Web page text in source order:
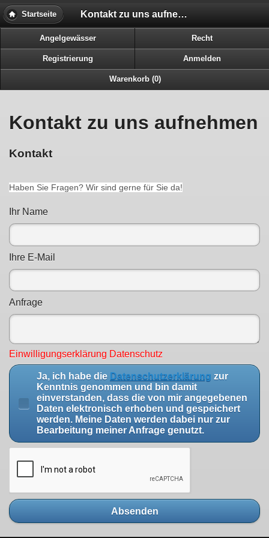
Startseite Kontakt zu uns aufnehmen
Angelgewässer Recht
Registrierung Anmelden
Warenkorb (0)
Kontakt zu uns aufnehmen
Kontakt
Haben Sie Fragen? Wir sind gerne für Sie da!
Ihr Name
Ihre E-Mail
Anfrage
Einwilligungserklärung Datenschutz
Ja, ich habe die Datenschutzerklärung zur
Kenntnis genommen und bin damit
einverstanden, dass die von mir angegebenen
Daten elektronisch erhoben und gespeichert
werden. Meine Daten werden dabei nur zur
Bearbeitung meiner Anfrage genutzt.
Absenden